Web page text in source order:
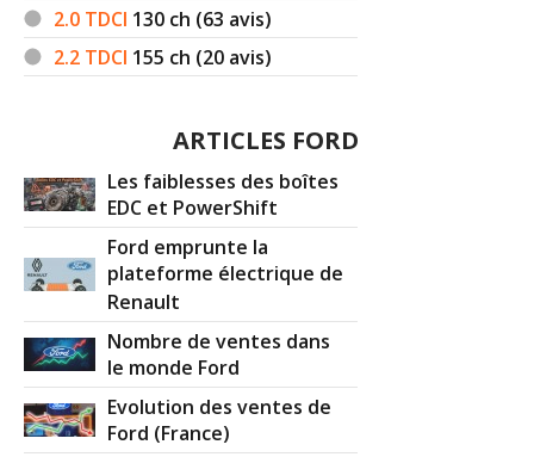
2.0 TDCI 130 ch (63 avis)
2.2 TDCI 155 ch (20 avis)
ARTICLES FORD
Les faiblesses des boîtes
EDC et PowerShift
Ford emprunte la
plateforme électrique de
Renault
Nombre de ventes dans
le monde Ford
Evolution des ventes de
Ford (France)